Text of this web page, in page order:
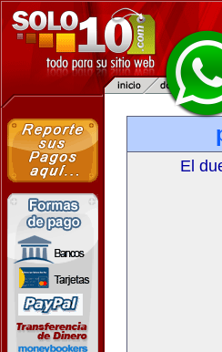
El